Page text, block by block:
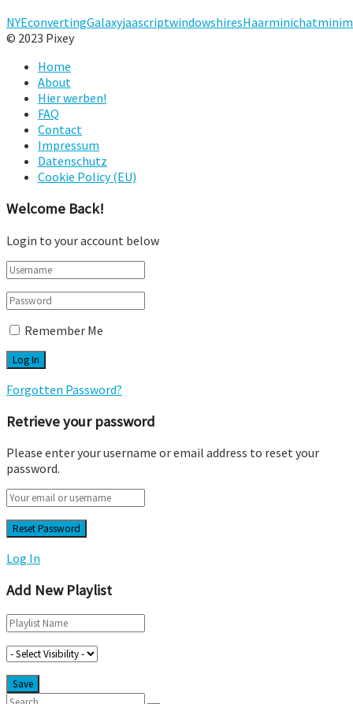
NYEconvertingGalaxyjaascriptwindowshiresHaarminichat
© 2023 Pixey
Home
About
Hier werben!
FAQ
Contact
Impressum
Datenschutz
Cookie Policy (EU)
Welcome Back!
Login to your account below
Remember Me
Forgotten Password?
Retrieve your password
Please enter your username or email address to reset your
password.
Log In
Add New Playlist